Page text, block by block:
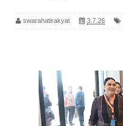
swarahatirakyat 3.7.26